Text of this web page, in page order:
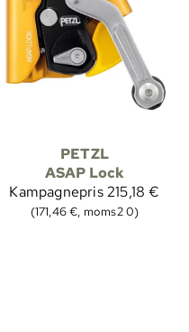
PETZL
ASAP Lock
Kampagnepris215,18 €
(171,46 €, moms2 0)